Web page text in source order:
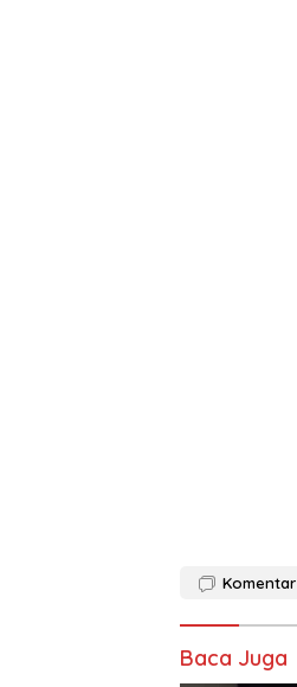
Komentar
Baca Juga